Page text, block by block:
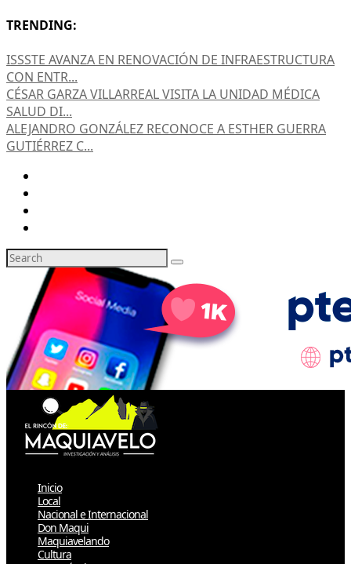
TRENDING:
ISSSTE AVANZA EN RENOVACIÓN DE INFRAESTRUCTURA
CON ENTR...
CÉSAR GARZA VILLARREAL VISITA LA UNIDAD MÉDICA
SALUD DI...
ALEJANDRO GONZÁLEZ RECONOCE A ESTHER GUERRA
GUTIÉRREZ C...
Inicio
Local
Nacional e Internacional
Don Maqui
Maquiavelando
Cultura